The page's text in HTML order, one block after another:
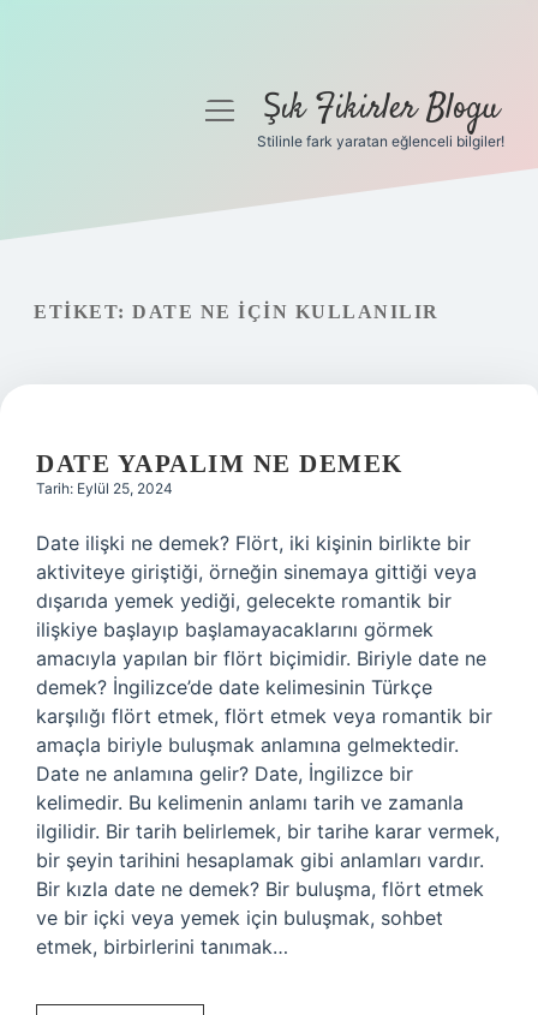
Gizlilik Politikası
menüyüŞık Fikirler Blogu
Stilinle fark yaratan eğlenceli bilgiler!
ETIKET: DATE NE IÇIN KULLANILIR
DATE YAPALIM NE DEMEK
Tarih: Eylül 25, 2024
Date ilişki ne demek? Flört, iki kişinin birlikte bir
aktiviteye giriştiği, örneğin sinemaya gittiği veya
dışarıda yemek yediği, gelecekte romantik bir
ilişkiye başlayıp başlamayacaklarını görmek
amacıyla yapılan bir flört biçimidir. Biriyle date ne
demek? İngilizce’de date kelimesinin Türkçe
karşılığı flört etmek, flört etmek veya romantik bir
amaçla biriyle buluşmak anlamına gelmektedir.
Date ne anlamına gelir? Date, İngilizce bir
kelimedir. Bu kelimenin anlamı tarih ve zamanla
ilgilidir. Bir tarih belirlemek, bir tarihe karar vermek,
bir şeyin tarihini hesaplamak gibi anlamları vardır.
Bir kızla date ne demek? Bir buluşma, flört etmek
ve bir içki veya yemek için buluşmak, sohbet
etmek, birbirlerini tanımak…